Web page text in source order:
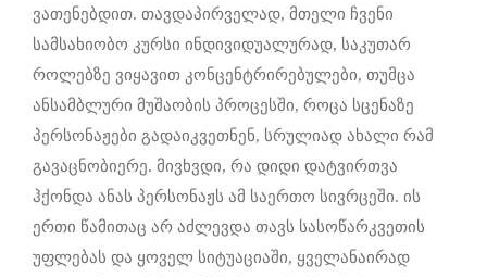
ვათენებდით. თავდაპირველად, მთელი ჩვენი
სამსახიობო კურსი ინდივიდუალურად, საკუთარ
როლებზე ვიყავით კონცენტრირებულები, თუმცა
ანსამბლური მუშაობის პროცესში, როცა სცენაზე
პერსონაჟები გადაიკვეთნენ, სრულიად ახალი რამ
გავაცნობიერე. მივხვდი, რა დიდი დატვირთვა
ჰქონდა ანას პერსონაჟს ამ საერთო სივრცეში. ის
ერთი წამითაც არ აძლევდა თავს სასოწარკვეთის
უფლებას და ყოველ სიტუაციაში, ყველანაირად